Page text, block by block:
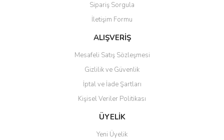
Ürün bilgilerinde hatalar bulunuyor.
Ürün fiyatı diğer sitelerden daha pahalı.
Bu ürüne benzer farklı alternatifler olmalı.
Gönder
Sipariş Sorgula
İletişim Formu
ALIŞVERİŞ
Mesafeli Satış Sözleşmesi
Gizlilik ve Güvenlik
İptal ve İade Şartları
Kişisel Veriler Politikası
ÜYELİK
Yeni Üyelik